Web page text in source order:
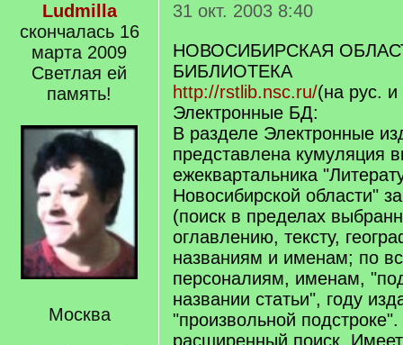
Ludmilla
скончалась 16
марта 2009
Светлая ей
память!
Москва
31 окт. 2003 8:40
НОВОСИБИРСКАЯ
БИБЛИОТЕКА
http://rstlib.nsc.ru/(на рус. и
Электронные БД:
В разделе Электронные
представлена кумуляция
ежеквартальника
Новосибирской области"
(поиск в пределах
оглавлению, тексту,
названиям и именам; по
персоналиям, именам,
названии статьи", году
"произвольной
расширенный поиск.